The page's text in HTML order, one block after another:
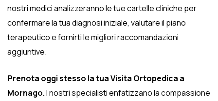
nostri medici analizzeranno le tue cartelle cliniche per
confermare la tua diagnosi iniziale, valutare il piano
terapeutico e fornirti le migliori raccomandazioni
aggiuntive.
Prenota oggi stesso la tua Visita Ortopedica a
Mornago.I nostri specialisti enfatizzano la compassione